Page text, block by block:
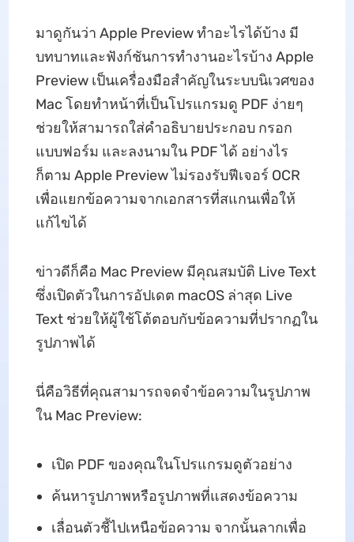
มาดูกันว่า Apple Preview ทำอะไรได้บ้าง มี
บทบาทและฟังก์ชันการทำงานอะไรบ้าง Apple
Preview เป็นเครื่องมือสำคัญในระบบนิเวศของ
Mac โดยทำหน้าที่เป็นโปรแกรมดู PDF ง่ายๆ
ช่วยให้สามารถใส่คำอธิบายประกอบ กรอก
แบบฟอร์ม และลงนามใน PDF ได้ อย่างไร
ก็ตาม Apple Preview ไม่รองรับฟีเจอร์ OCR
เพื่อแยกข้อความจากเอกสารที่สแกนเพื่อให้
แก้ไขได้
ข่าวดีก็คือ Mac Preview มีคุณสมบัติ Live Text
ซึ่งเปิดตัวในการอัปเดต macOS ล่าสุด Live
Text ช่วยให้ผู้ใช้โต้ตอบกับข้อความที่ปรากฏใน
รูปภาพได้
นี่คือวิธีที่คุณสามารถจดจำข้อความในรูปภาพ
ใน Mac Preview:
เปิด PDF ของคุณในโปรแกรมดูตัวอย่าง
ค้นหารูปภาพหรือรูปภาพที่แสดงข้อความ
เลื่อนตัวชี้ไปเหนือข้อความ จากนั้นลากเพื่อ